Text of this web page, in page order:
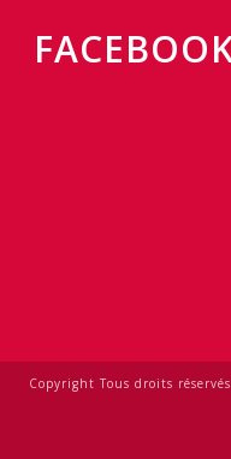
Copyright Tous droits